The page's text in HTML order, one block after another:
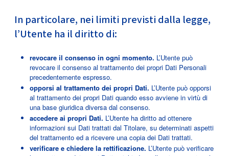
In particolare, nei limiti previsti dalla legge,
l’Utente ha il diritto di:
revocare il consenso in ogni momento. L’Utente può
revocare il consenso al trattamento dei propri Dati Personali
precedentemente espresso.
opporsi al trattamento dei propri Dati. L’Utente può opporsi
al trattamento dei propri Dati quando esso avviene in virtù di
una base giuridica diversa dal consenso.
accedere ai propri Dati. L’Utente ha diritto ad ottenere
informazioni sui Dati trattati dal Titolare, su determinati aspetti
del trattamento ed a ricevere una copia dei Dati trattati.
verificare e chiedere la rettificazione. L’Utente può verificare